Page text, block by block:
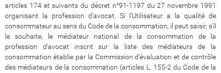
articles 174 et suivants du décret n°91-1197 du 27 novembre 1991
organisant la profession d'avocat. Si l’Utilisateur a la qualité de
consommateur au sens du Code de la consommation, il peut saisir, s’il
le souhaite, le médiateur national de la consommation de la
profession d’avocat inscrit sur la liste des médiateurs de la
consommation établie par la Commission d’évaluation et de contrôle
des médiateurs de la consommation (articles L. 155-2 du Code de la